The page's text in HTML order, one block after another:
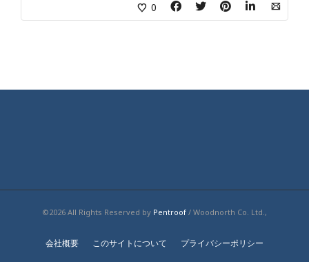
0
©2026 All Rights Reserved by Pentroof / Woodnorth Co. Ltd.,
会社概要 このサイトについて プライバシーポリシー